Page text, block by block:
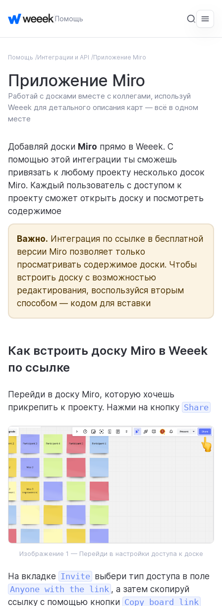
Помощь
ОБЩЕЕ
Введение
Начало работы
СЕРВИС
Аккаунт
Рабочее пространство
Уведомления
Интеграции и API
Мини-сервисы
Как оплатить
Weeek Android & iOS
CRM
Аналитика
ГОТОВЫЕ РЕШЕНИЯ С WEEEK
Для команд
Для процессов
Для личного использования
Помощь Интеграции и API Приложение Miro
Приложение Miro
Работай с досками вместе с коллегами, используй
Weeek для детального описания карт — всё в одном
месте
Добавляй доски Miro прямо в Weeek. С
помощью этой интеграции ты сможешь
привязать к любому проекту несколько досок
Miro. Каждый пользователь с доступом к
проекту сможет открыть доску и посмотреть
содержимое
Важно. Интеграция по ссылке в бесплатной
версии Miro позволяет только
просматривать содержимое доски. Чтобы
встроить доску с возможностью
редактирования, воспользуйся вторым
способом — кодом для вставки
Как встроить доску Miro в Weeek
по ссылке
Перейди в доску Miro, которую хочешь
прикрепить к проекту. Нажми на кнопку Share
Изображение 1 — Перейди в настройки доступа к доске
На вкладке Invite выбери тип доступа в поле
Anyone with the link , а затем скопируй
ссылку с помощью кнопки Copy board link